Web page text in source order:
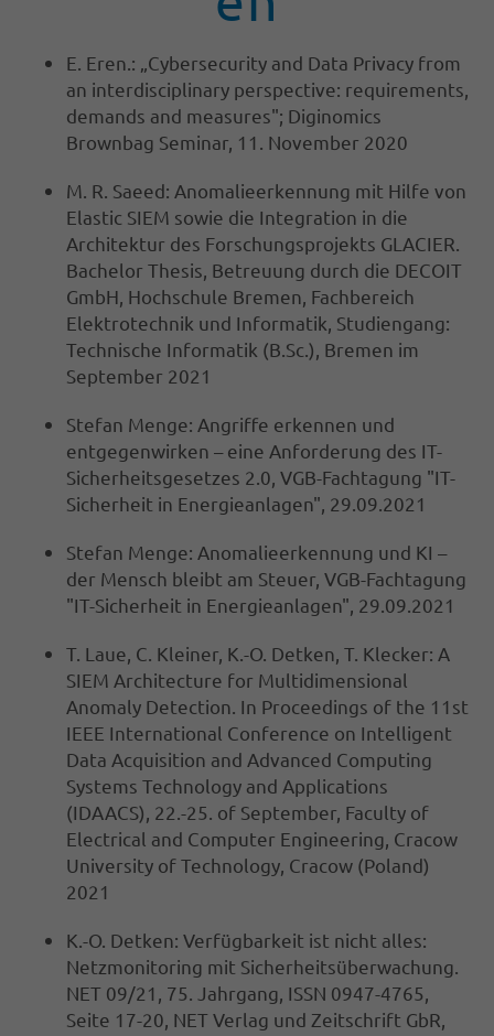
E. Eren.: „Cybersecurity and Data Privacy from
an interdisciplinary perspective: requirements,
demands and measures"; Diginomics
Brownbag Seminar, 11. November 2020
M. R. Saeed: Anomalieerkennung mit Hilfe von
Elastic SIEM sowie die Integration in die
Architektur des Forschungsprojekts GLACIER.
Bachelor Thesis, Betreuung durch die DECOIT
GmbH, Hochschule Bremen, Fachbereich
Elektrotechnik und Informatik, Studiengang:
Technische Informatik (B.Sc.), Bremen im
September 2021
Stefan Menge: Angriffe erkennen und
entgegenwirken – eine Anforderung des IT-
Sicherheitsgesetzes 2.0, VGB-Fachtagung "IT-
Sicherheit in Energieanlagen", 29.09.2021
Stefan Menge: Anomalieerkennung und KI –
der Mensch bleibt am Steuer, VGB-Fachtagung
"IT-Sicherheit in Energieanlagen", 29.09.2021
T. Laue, C. Kleiner, K.-O. Detken, T. Klecker: A
SIEM Architecture for Multidimensional
Anomaly Detection. In Proceedings of the 11st
IEEE International Conference on Intelligent
Data Acquisition and Advanced Computing
Systems Technology and Applications
(IDAACS), 22.-25. of September, Faculty of
Electrical and Computer Engineering, Cracow
University of Technology, Cracow (Poland)
2021
K.-O. Detken: Verfügbarkeit ist nicht alles:
Netzmonitoring mit Sicherheitsüberwachung.
NET 09/21, 75. Jahrgang, ISSN 0947-4765,
Seite 17-20, NET Verlag und Zeitschrift GbR,